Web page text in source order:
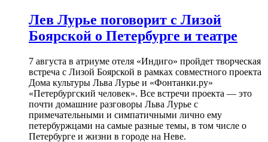
Лев Лурье поговорит с Лизой
Боярской о Петербурге и театре
7 августа в атриуме отеля «Индиго» пройдет творческая
встреча с Лизой Боярской в рамках совместного проекта
Дома культуры Льва Лурье и «Фонтанки.ру»
«Петербургский человек». Все встречи проекта — это
почти домашние разговоры Льва Лурье с
примечательными и симпатичными лично ему
петербуржцами на самые разные темы, в том числе о
Петербурге и жизни в городе на Неве.